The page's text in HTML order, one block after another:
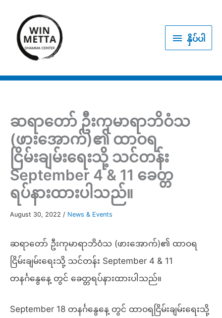
content
နှိပ် နှိပ်ပါ
ဆရာတော် ဦးကုမာရာဘိဝံသ
(ဖားအောက်)၏ ထာဝရ
ငြိမ်းချမ်းရေးသို့ သင်တန်း
September 4 & 11 ခေတ္တ
ရပ်နားထားပါသည်။
August 30, 2022 / News & Events
ဆရာတော် ဦးကုမာရာဘိဝံသ (ဖားအောက်)၏ ထာဝရ
ငြိမ်းချမ်းရေးသို့ သင်တန်း September 4 & 11
တနင်္ဂနွေနေ့ တွင် ခေတ္တရပ်နားထားပါသည်။
September 18 တနင်္ဂနွေနေ့ တွင် ထာဝရငြိမ်းချမ်းရေးသို့